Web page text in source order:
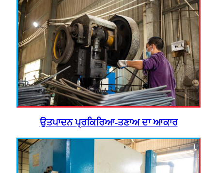
ਉਤਪਾਦਨ ਪ੍ਰਕਿਰਿਆ-ਤਣਾਅ ਦਾ ਆਕਾਰ